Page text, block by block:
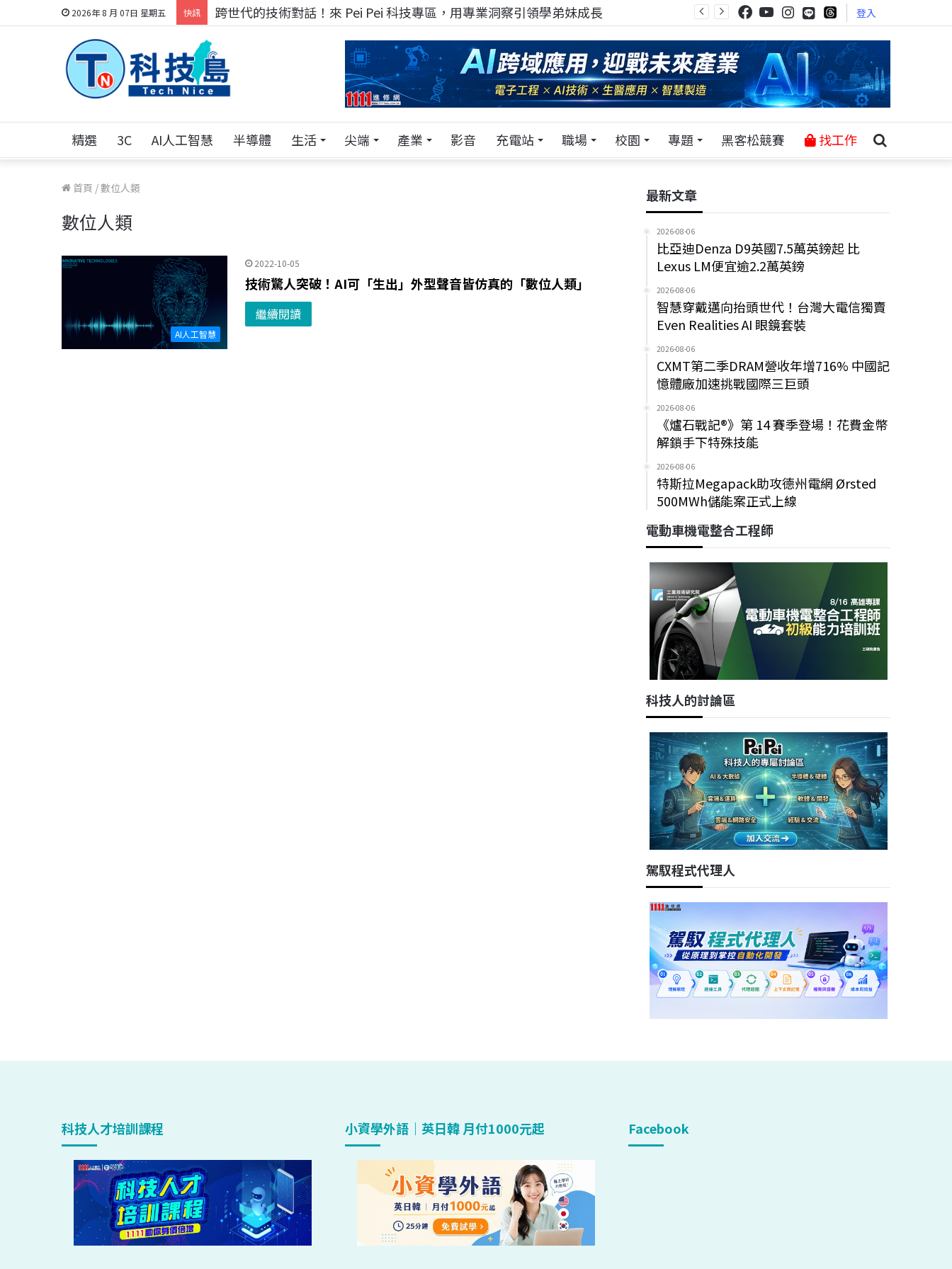
2026年 8 月 07日 星期五 快訊 跨世代的技術對話！來 Pei Pei 科技專區，用專業洞察引領學弟妹成長 登入
精選 3C AI人工智慧 半導體 生活 尖端 產業 影音 充電站 職場 校園 專題 黑客松競賽 找工作
首頁 /數位人類
數位人類
AI人工智慧
2022-10-05
技術驚人突破！AI可「生出」外型聲音皆仿真的「數位人類」
繼續閱讀
最新文章
2026-08-06
比亞迪Denza D9英國7.5萬英鎊起 比
Lexus LM便宜逾2.2萬英鎊
2026-08-06
智慧穿戴邁向抬頭世代！台灣大電信獨賣
Even Realities AI 眼鏡套裝
2026-08-06
CXMT第二季DRAM營收年增716% 中國記
憶體廠加速挑戰國際三巨頭
2026-08-06
《爐石戰記®》第 14 賽季登場！花費金幣
解鎖手下特殊技能
2026-08-06
特斯拉Megapack助攻德州電網 Ørsted
500MWh儲能案正式上線
電動車機電整合工程師
科技人的討論區
駕馭程式代理人
科技人才培訓課程 小資學外語｜英日韓 月付1000元起 Facebook